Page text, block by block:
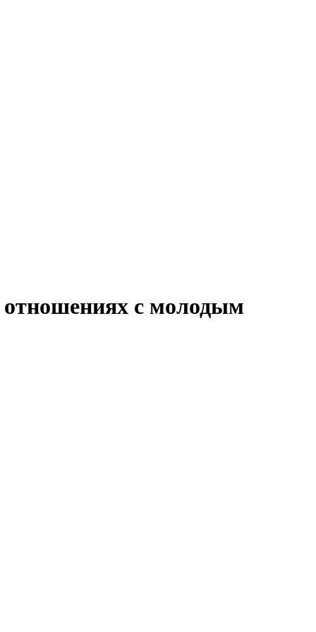
отношениях с молодым